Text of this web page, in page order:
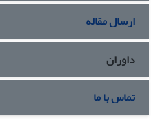
ارسال مقاله
داوران
تماس با ما